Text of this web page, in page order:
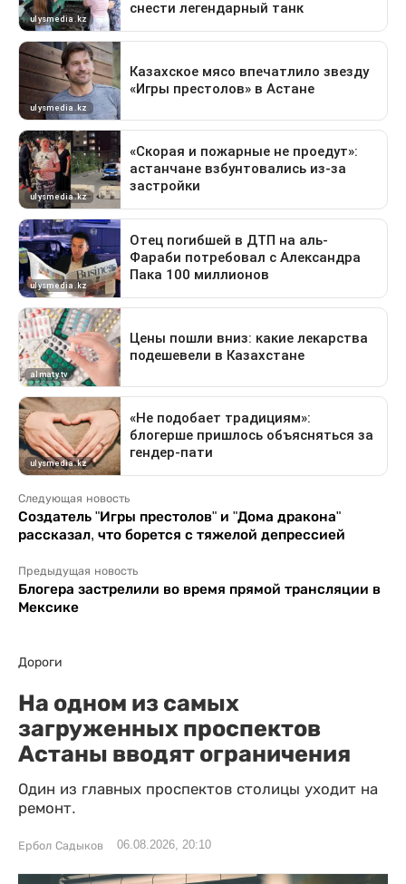
Следующая новость
Создатель "Игры престолов" и "Дома дракона"
рассказал, что борется с тяжелой депрессией
Предыдущая новость
Блогера застрелили во время прямой трансляции в
Мексике
Дороги
На одном из самых
загруженных проспектов
Астаны вводят ограничения
Один из главных проспектов столицы уходит на
ремонт.
Ербол Садыков 06.08.2026, 20:10